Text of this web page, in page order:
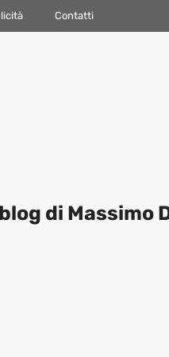
Contatti
di Massimo